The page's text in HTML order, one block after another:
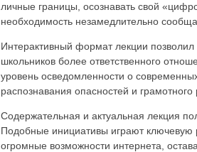
личные границы, осознавать свой
необходимость незамедлительно
Интерактивный формат лекции
школьников более ответственного
уровень осведомленности о
распознавания опасностей и грамотного
Содержательная и актуальная лекция
Подобные инициативы играют ключевую
огромные возможности интернета,